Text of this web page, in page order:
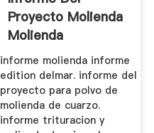
Proyecto Molienda
Molienda
informe molienda informe
edition delmar. informe del
proyecto para polvo de
molienda de cuarzo.
informe trituracion y